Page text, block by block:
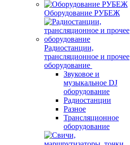
Оборудование РУБЕЖ
Радиостанции,
трансляционное и прочее
оборудование
Звуковое и
музыкальное DJ
оборудование
Радиостанции
Разное
Трансляционное
оборудование